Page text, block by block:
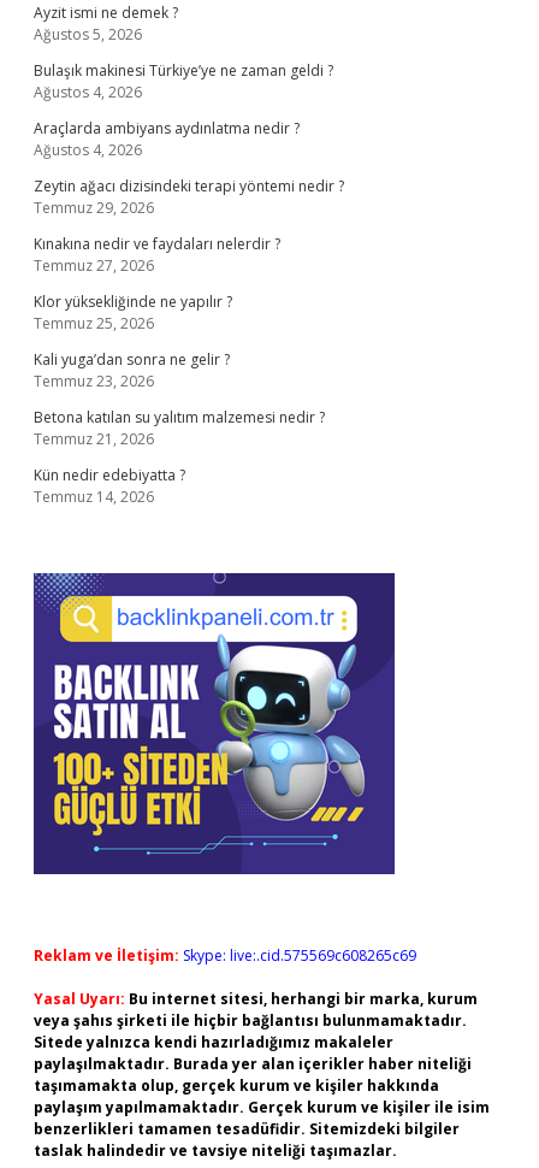
Ayzit ismi ne demek ?
Ağustos 5, 2026
Bulaşık makinesi Türkiye’ye ne zaman geldi ?
Ağustos 4, 2026
Araçlarda ambiyans aydınlatma nedir ?
Ağustos 4, 2026
Zeytin ağacı dizisindeki terapi yöntemi nedir ?
Temmuz 29, 2026
Kınakına nedir ve faydaları nelerdir ?
Temmuz 27, 2026
Klor yüksekliğinde ne yapılır ?
Temmuz 25, 2026
Kali yuga’dan sonra ne gelir ?
Temmuz 23, 2026
Betona katılan su yalıtım malzemesi nedir ?
Temmuz 21, 2026
Kün nedir edebiyatta ?
Temmuz 14, 2026
Reklam ve İletişim: Skype: live:.cid.575569c608265c69
Yasal Uyarı: Bu internet sitesi, herhangi bir marka, kurum
veya şahıs şirketi ile hiçbir bağlantısı bulunmamaktadır.
Sitede yalnızca kendi hazırladığımız makaleler
paylaşılmaktadır. Burada yer alan içerikler haber niteliği
taşımamakta olup, gerçek kurum ve kişiler hakkında
paylaşım yapılmamaktadır. Gerçek kurum ve kişiler ile isim
benzerlikleri tamamen tesadüfidir. Sitemizdeki bilgiler
taslak halindedir ve tavsiye niteliği taşımazlar.